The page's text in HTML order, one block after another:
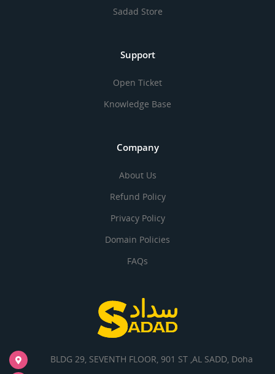
Sadad Store
Support
Open Ticket
Knowledge Base
Company
About Us
Refund Policy
Privacy Policy
Domain Policies
FAQs
BLDG 29, SEVENTH FLOOR, 901 ST ,AL SADD, Doha